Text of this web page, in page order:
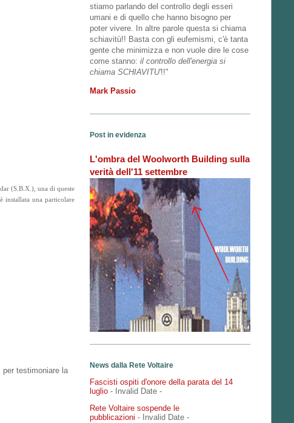
(S.B.X.), una di queste
installata una particolare
per testimoniare la
stiamo parlando del controllo degli esseri
umani e di quello che hanno bisogno per
poter vivere. In altre parole questa si chiama
schiavitù!! Basta con gli eufemismi, c'è tanta
gente che minimizza e non vuole dire le cose
come stanno: il controllo dell'energia si
chiama SCHIAVITU'!!"
Mark Passio
Post in evidenza
L'ombra del Woolworth Building sulla
verità dell'11 settembre
News dalla Rete Voltaire
Fascisti ospiti d'onore della parata del 14
luglio - Invalid Date -
Rete Voltaire sospende le
pubblicazioni - Invalid Date -